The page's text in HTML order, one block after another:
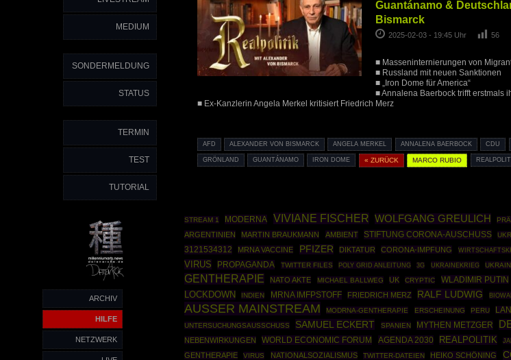
MEDIUM
SONDERMELDUNG
STATUS
TERMIN
TEST
TUTORIAL
ARCHIV
HILFE
NETZWERK
Guantánamo &
Bismarck
2025-02-03 - 19:45 Uhr 56
■ Masseninternierungen von
■ Russland mit neuen Sanktionen
■ „Iron Dome für America“
■ Annalena Baerbock trifft erstmals
■ Ex-Kanzlerin Angela Merkel kritisiert Friedrich Merz
AFD ALEXANDER VON BISMARCK ANGELA MERKEL ANNALENA BAERBOCK CDU
GRÖNLAND GUANTÁNAMO IRON DOME « ZURÜCK MARCO RUBIO
STREAM 1
MODERNA VIVIANE FISCHER WOLFGANG GREULICH
ARGENTINIEN MARTIN BRAUKMANN AMBIENT STIFTUNG CORONA-AUSCHUSS
3121534312 MRNA VACCINE PFIZER DIKTATUR CORONA-IMPFUNG
VIRUS
PROPAGANDA TWITTER FILES POLY GRID ANLEITUNG 3G UKRAINEKRIEG
GENTHERAPIE
NATO AKTE MICHAEL BALLWEG UK CRYPTIC WLADIMIR PUTIN
LOCKDOWN
INDIEN MRNA IMFPSTOFF FRIEDRICH MERZ RALF LUDWIG
AUSSER MAINSTREAM
MODRNA-GENTHERAPIE ERSCHEINUNG PERU
UNTERSUCHUNGSAUSSCHUSS
SAMUEL ECKERT SPANIEN MYTHEN METZGER
NEBENWIRKUNGEN
WORLD ECONOMIC FORUM AGENDA 2030 REALPOLITIK
GENTHERAPIE
VIRUS NATIONALSOZIALISMUS TWITTER-DATEIEN HEIKO SCHÖNING